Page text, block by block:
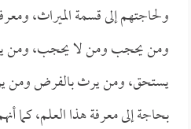
ولحاجتهم إلى قسمة الميراث،
ومن يحجب ومن لا يحجب، ومن
يستحق، ومن يرث بالفرض ومن
بحاجة إلى معرفة هذا العلم، كما